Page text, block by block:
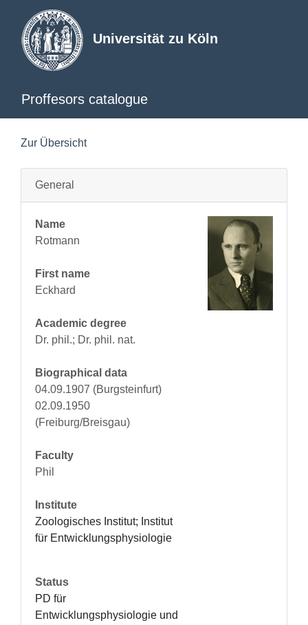
Universität zu Köln
Proffesors catalogue
Zur Übersicht
General
Name
Rotmann
First name
Eckhard
Academic degree
Dr. phil.; Dr. phil. nat.
Biographical data
04.09.1907 (Burgsteinfurt)
02.09.1950
(Freiburg/Breisgau)
Faculty
Phil
Institute
Zoologisches Institut; Institut
für Entwicklungsphysiologie
Status
PD für
Entwicklungsphysiologie und